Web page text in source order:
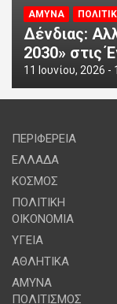
ΑΜΥΝΑ
Δένδιας:
2030» στις
11 Ιουνίου, 2026 -
ΠΕΡΙΦΕΡΕΙΑ
ΕΛΛΑΔΑ
ΚΟΣΜΟΣ
ΠΟΛΙΤΙΚΗ
ΟΙΚΟΝΟΜΙΑ
ΥΓΕΙΑ
ΑΘΛΗΤΙΚΑ
ΑΜΥΝΑ
ΠΟΛΙΤΙΣΜΟΣ